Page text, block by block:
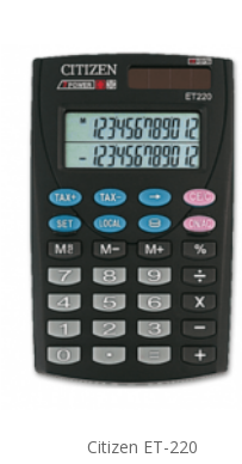
Citizen ET-220